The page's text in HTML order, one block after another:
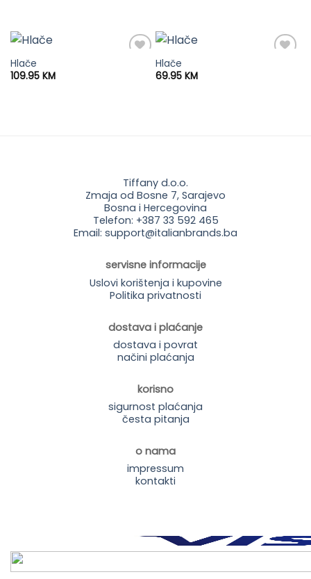
Hlače
109.95 KM
Hlače
69.95 KM
Tiffany d.o.o.
Zmaja od Bosne 7, Sarajevo
Bosna i Hercegovina
Telefon: +387 33 592 465
Email: support@italianbrands.ba
servisne informacije
Uslovi korištenja i kupovine
Politika privatnosti
dostava i plaćanje
dostava i povrat
načini plaćanja
korisno
sigurnost plaćanja
česta pitanja
o nama
impressum
kontakti